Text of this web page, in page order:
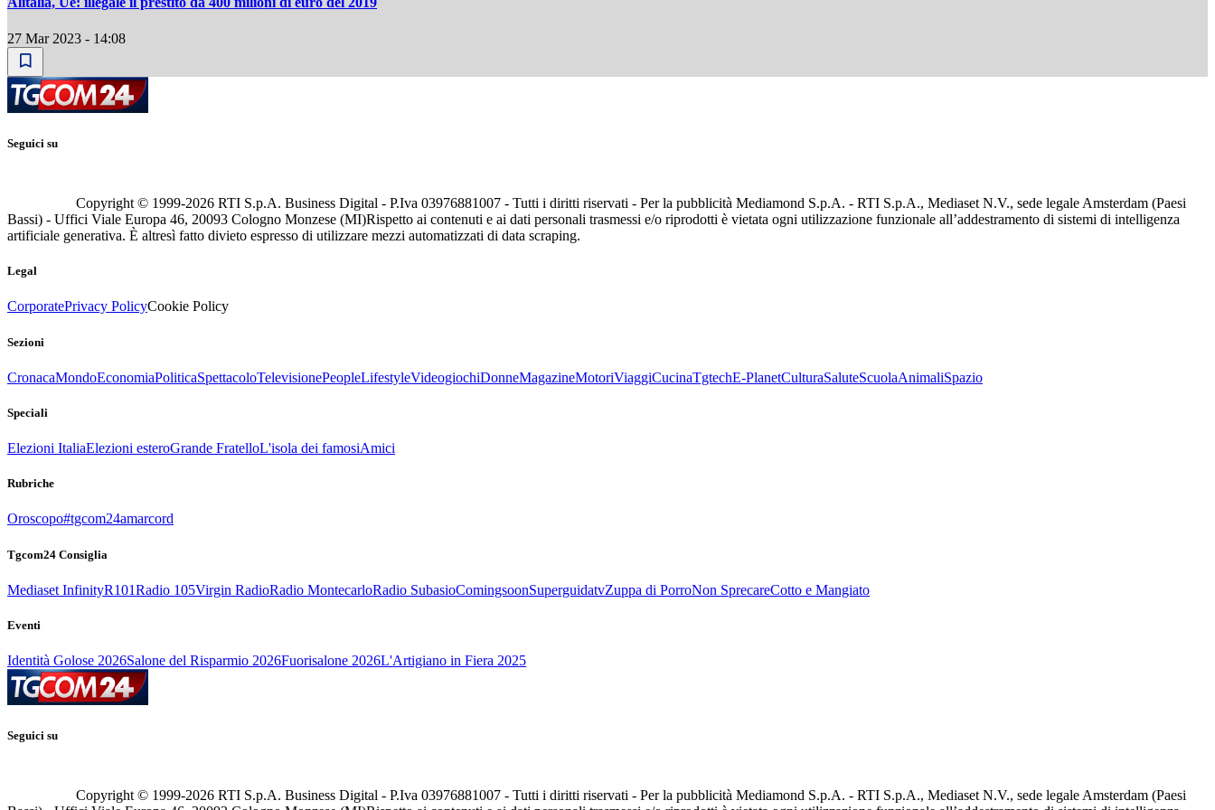
27 Mar 2023 - 14:08
Seguici su
Copyright © 1999-2026 RTI S.p.A. Business Digital - P.Iva 03976881007 - Tutti i diritti riservati - Per la pubblicità Mediamond S.p.A. - RTI S.p.A., Mediaset N.V., sede legale Amsterdam (Paesi
Bassi) - Uffici Viale Europa 46, 20093 Cologno Monzese (MI)Rispetto ai contenuti e ai dati personali trasmessi e/o riprodotti è vietata ogni utilizzazione funzionale all’addestramento di sistemi di intelligenza
artificiale generativa. È altresì fatto divieto espresso di utilizzare mezzi automatizzati di data scraping.
Legal
CorporatePrivacy PolicyCookie Policy
Sezioni
CronacaMondoEconomiaPoliticaSpettacoloTelevisionePeopleLifestyleVideogiochiDonneMagazineMotoriViaggiCucinaTgtechE-PlanetCulturaSaluteScuolaAnimaliSpazio
Speciali
Elezioni ItaliaElezioni esteroGrande FratelloL'isola dei famosiAmici
Rubriche
Oroscopo#tgcom24amarcord
Tgcom24 Consiglia
Mediaset InfinityR101Radio 105Virgin RadioRadio MontecarloRadio SubasioComingsoonSuperguidatvZuppa di PorroNon SprecareCotto e Mangiato
Eventi
Identità Golose 2026Salone del Risparmio 2026Fuorisalone 2026L'Artigiano in Fiera 2025
Seguici su
Copyright © 1999-2026 RTI S.p.A. Business Digital - P.Iva 03976881007 - Tutti i diritti riservati - Per la pubblicità Mediamond S.p.A. - RTI S.p.A., Mediaset N.V., sede legale Amsterdam (Paesi